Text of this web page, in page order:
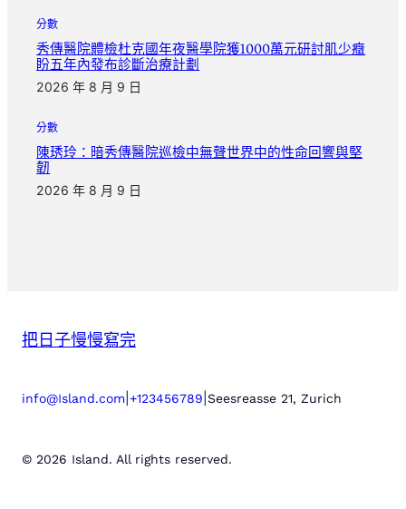
分數
秀傳醫院體檢杜克國年夜醫學院獲1000萬元研討肌少癥
盼五年內發布診斷治療計劃
2026 年 8 月 9 日
分數
陳琇玲：暗秀傳醫院巡檢中無聲世界中的性命回響與堅
韌
2026 年 8 月 9 日
把日子慢慢寫完
info@Island.com +123456789 Seesreasse 21, Zurich
© 2026 Island. All rights reserved.